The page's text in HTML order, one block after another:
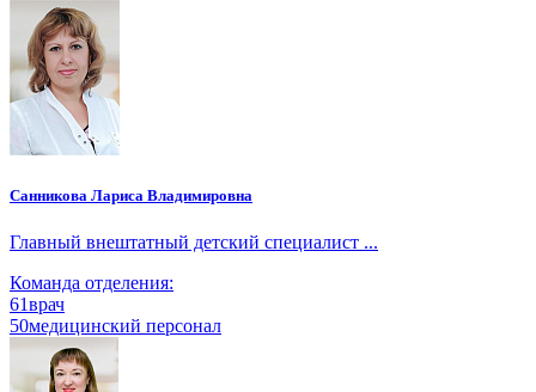
Санникова Лариса Владимировна
Главный внештатный детский специалист ...
Команда отделения:
61врач
50медицинский персонал